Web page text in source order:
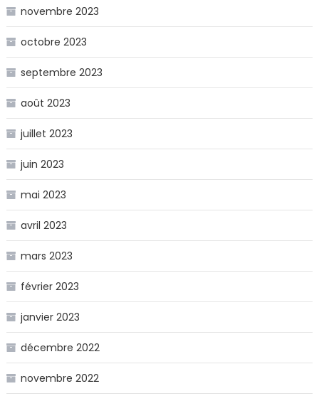
novembre 2023
octobre 2023
septembre 2023
août 2023
juillet 2023
juin 2023
mai 2023
avril 2023
mars 2023
février 2023
janvier 2023
décembre 2022
novembre 2022